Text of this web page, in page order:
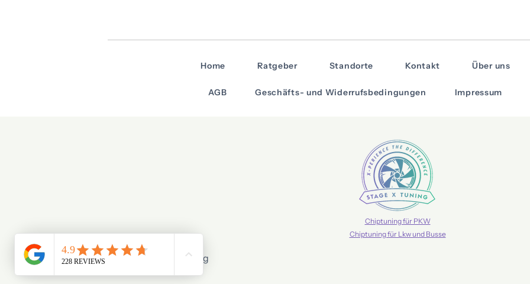
Home Ratgeber Standorte Kontakt Über uns
AGB Geschäfts- und Widerrufsbedingungen Impressum
Chiptuning für PKW
Chiptuning für Lkw und Busse
© 2026 Stage X Tuning